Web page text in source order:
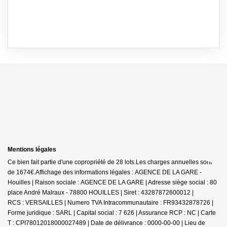
Mentions légales
Ce bien fait partie d'une copropriété de 28 lots.Les charges annuelles sont
de 1674€.Affichage des informations légales : AGENCE DE LA GARE -
Houilles | Raison sociale : AGENCE DE LA GARE | Adresse siège social : 80
place André Malraux - 78800 HOUILLES | Siret : 43287872600012 |
RCS : VERSAILLES | Numero TVA Intracommunautaire : FR93432878726 |
Forme juridique : SARL | Capital social : 7 626 | Assurance RCP : NC | Carte
T : CPI78012018000027489 | Date de délivrance : 0000-00-00 | Lieu de